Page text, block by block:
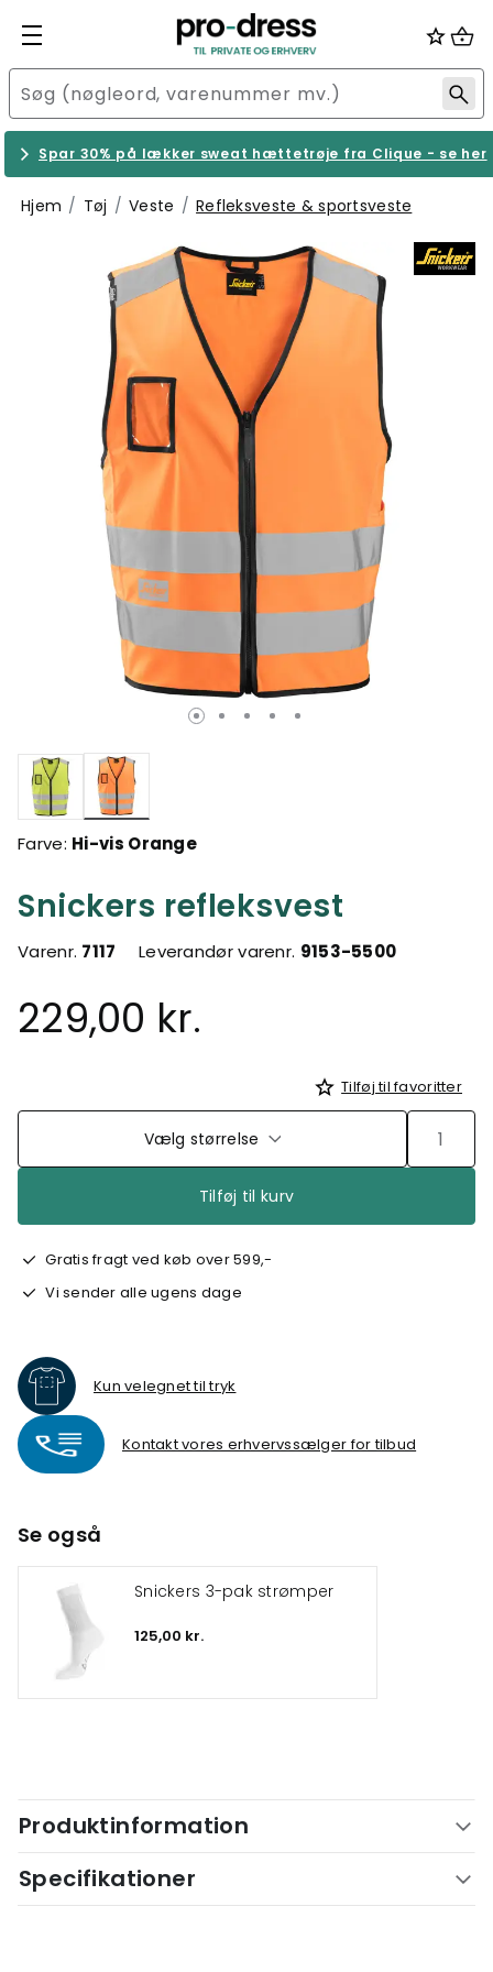
Spar 30% på lækker sweat hættetrøje fra Clique - se her
Hjem Tøj Veste Refleksveste & sportsveste
Snickers refleksvest
Varenr. 7117 Leverandør varenr. 9153-5500
229,00 kr.
valgte
Farve: Hi-vis Orange
Tilføj til favoritter
Vælg størrelse
Tilføj til kurv
Gratis fragt ved køb over 599,-
Vi sender alle ugens dage
Kun velegnet til tryk
Kontakt vores erhvervssælger for tilbud
Se også
Snickers 3-pak strømper
125,00 kr.
Produktinformation
Specifikationer